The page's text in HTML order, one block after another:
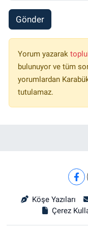
Gönder
Yorum yazarak
bulunuyor ve tüm
yorumlardan
tutulamaz.
Köşe Yazıları
Çerez